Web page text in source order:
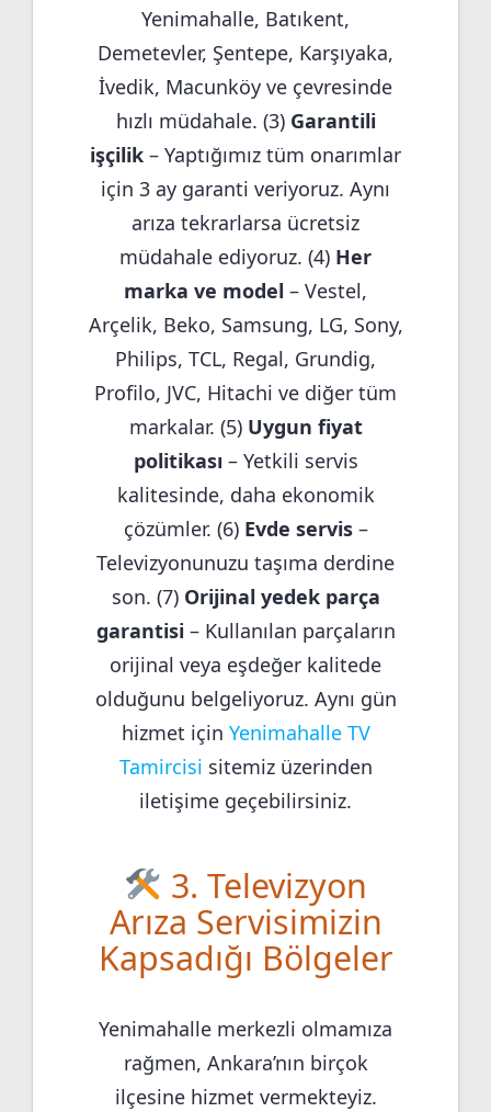
Yenimahalle, Batıkent,
Demetevler, Şentepe, Karşıyaka,
İvedik, Macunköy ve çevresinde
hızlı müdahale. (3) Garantili
işçilik – Yaptığımız tüm onarımlar
için 3 ay garanti veriyoruz. Aynı
arıza tekrarlarsa ücretsiz
müdahale ediyoruz. (4) Her
marka ve model – Vestel,
Arçelik, Beko, Samsung, LG, Sony,
Philips, TCL, Regal, Grundig,
Profilo, JVC, Hitachi ve diğer tüm
markalar. (5) Uygun fiyat
politikası – Yetkili servis
kalitesinde, daha ekonomik
çözümler. (6) Evde servis–
Televizyonunuzu taşıma derdine
son. (7) Orijinal yedek parça
garantisi – Kullanılan parçaların
orijinal veya eşdeğer kalitede
olduğunu belgeliyoruz. Aynı gün
hizmet için Yenimahalle TV
Tamircisi sitemiz üzerinden
iletişime geçebilirsiniz.
3. Televizyon
Arıza Servisimizin
Kapsadığı Bölgeler
Yenimahalle merkezli olmamıza
rağmen, Ankara’nın birçok
ilçesine hizmet vermekteyiz.